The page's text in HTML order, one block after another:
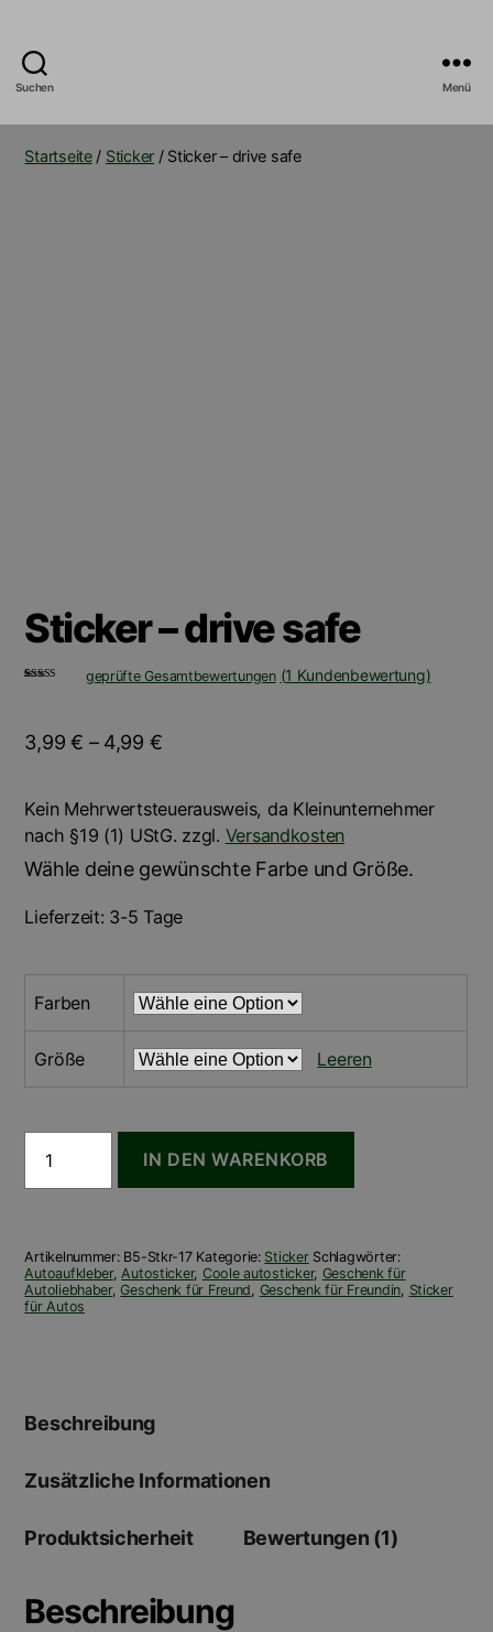
Suchen Menü
Startseite/ Sticker / Sticker – drive safe
Sticker – drive safe
geprüfte Gesamtbewertungen (1 Kundenbewertung)
3,99€ – 4,99 €
Kein Mehrwertsteuerausweis, da Kleinunternehmer
nach §19 (1) UStG. zzgl. Versandkosten
Wähle deine gewünschte Farbe und Größe.
Lieferzeit: 3-5 Tage
Farben
Größe Leeren
drive
IN DEN WARENKORB
Artikelnummer: B5-Stkr-17 Kategorie: Sticker Schlagwörter:
Autoaufkleber, Autosticker, Coole autosticker, Geschenk für
Autoliebhaber,Geschenk für Freund Geschenk für Freundin Sticker
für Autos
Beschreibung
Zusätzliche Informationen
Produktsicherheit Bewertungen (1)
Beschreibung